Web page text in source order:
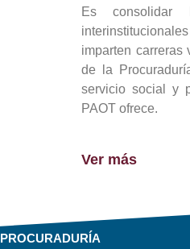
Es consolidar
imparten carreras
de la
servicio social y
PAOT ofrece.
Ver más
PROCURADURÍA